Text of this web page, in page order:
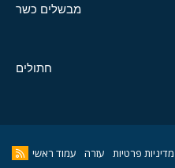
מבשלים כשר
חתולים
מדיניות פרטיות עזרה עמוד ראשי